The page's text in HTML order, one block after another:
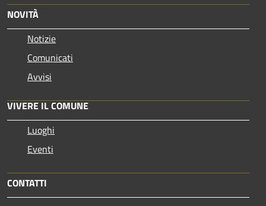
NOVITÀ
Notizie
Comunicati
Avvisi
VIVERE IL COMUNE
Luoghi
Eventi
CONTATTI